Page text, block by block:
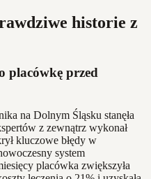
historie z
placówkę przed
na Dolnym Śląsku stanęła
z zewnątrz wykonał
kluczowe błędy w
system
placówka zwiększyła